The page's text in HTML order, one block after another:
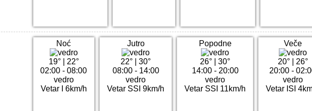
Noć
19°| 22°
02:00 - 08:00
vedro
Vetar I 6km/h
Jutro
22° |30°
08:00 - 14:00
vedro
Vetar SSI 9km/h
Popodne
26° |30°
14:00 - 20:00
vedro
Vetar SSI 11km/h
Veče
20°| 26°
20:00 -
vedro
Vetar ISI